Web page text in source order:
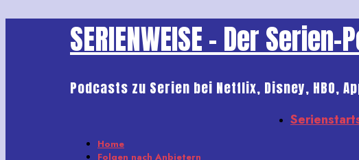
SERIENWEISE - Der
Podcasts zu Serien bei Netflix, Disney, HBO,
Home
Folgen nach Anbietern